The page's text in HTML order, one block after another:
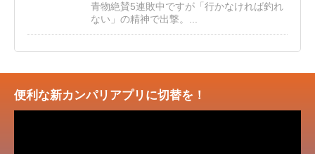
青物絶賛5連敗中ですが「行かなければ釣れ
ない」の精神で出撃。...
便利な新カンパリアプリに切替を！